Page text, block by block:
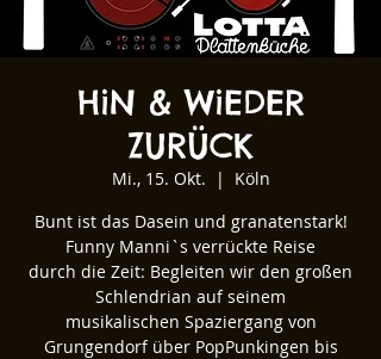
HiN & WiEDER
ZURÜCK
Mi., 15. Okt.
  |
Köln
Bunt ist das Dasein und granatenstark!
Funny Manni`s verrückte Reise
durch die Zeit: Begleiten wir den großen
Schlendrian auf seinem
musikalischen Spaziergang von
Grungendorf über PopPunkingen bis